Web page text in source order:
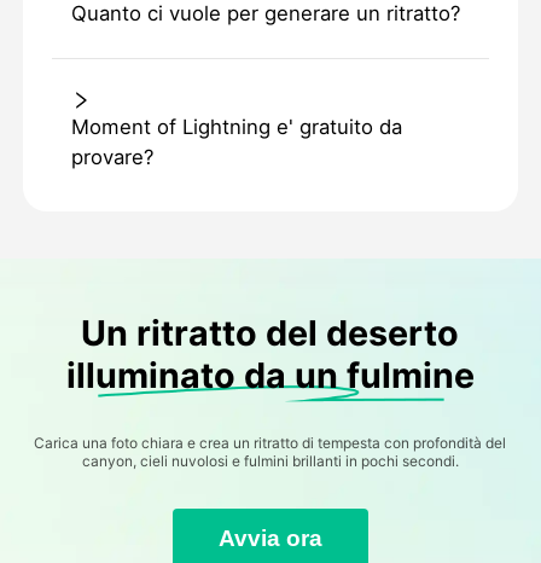
Quanto ci vuole per generare un ritratto?
Moment of Lightning e' gratuito da
provare?
Un ritratto del deserto
illuminato da un fulmine
Carica una foto chiara e crea un ritratto di tempesta con profondità del
canyon, cieli nuvolosi e fulmini brillanti in pochi secondi.
Avvia ora